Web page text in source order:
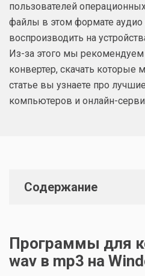
пользователей
файлы в этом формате аудио
воспроизводить на
Из-за этого мы рекомендуем
конвертер, скачать которые
статье вы узнаете про
компьютеров и онлайн-
Содержание
Программы для
wav в mp3 на